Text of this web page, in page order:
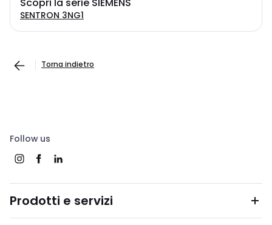
SENTRON 3NG1
Torna indietro
Follow us
Prodotti e servizi